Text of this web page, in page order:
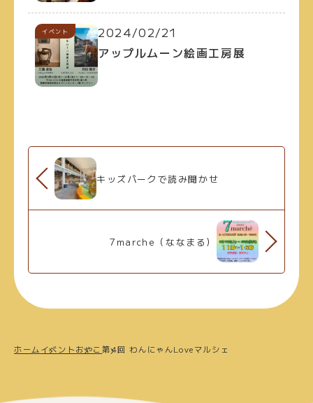
イベント
2024/02/21
アップルムーン絵画工房展
キッズパークで読み聞かせ
7marche（ななまる）
ホームイベントおやこ第4回 わんにゃんLoveマルシェ